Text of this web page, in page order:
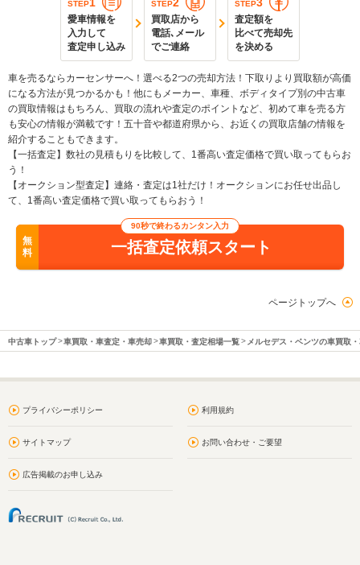
STEP
愛車情報を
入力して
査定申し込み
STEP
買取店から
電話､メール
でご連絡
STEP
査定額を
比べて売却先
を決める
車を売るならカーセンサーへ！選べる2つの売却方法！下取りより買取額が高価
になる方法が見つかるかも！他にもメーカー、車種、ボディタイプ別の中古車
の買取情報はもちろん、買取の流れや査定のポイントなど、初めて車を売る方
も安心の情報が満載です！五十音や都道府県から、お近くの買取店舗の情報を
紹介することもできます。
【一括査定】数社の見積もりを比較して、1番高い査定価格で買い取ってもらお
う！
【オークション型査定】連絡・査定は1社だけ！オークションにお任せ出品し
て、1番高い査定価格で買い取ってもらおう！
無
料
90秒で終わるカンタン入力
一括査定依頼スタート
ページトップへ
中古車トップ 車買取・車査定・車売却 車買取・査定相場一覧 メルセデス・ベンツの車買取
プライバシーポリシー 利用規約
サイトマップ お問い合わせ・ご要望
広告掲載のお申し込み